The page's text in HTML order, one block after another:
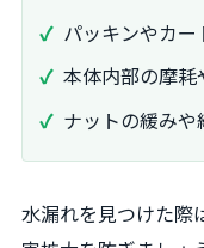
パッキンやカ
本体内部の摩耗
ナットの緩み
水漏れを見つけた際